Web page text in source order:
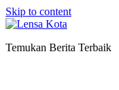
Skip to content
Temukan Berita Terbaik